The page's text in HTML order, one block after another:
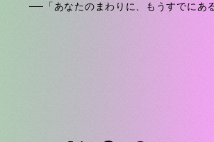
──「あなたのまわりに、もうすでにあ